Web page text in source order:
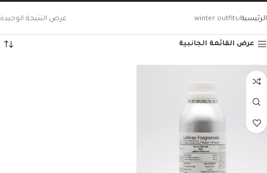
الرئيسية winter outfits عرض النتيجة الوحيدة
عرض القائمة الجانبية